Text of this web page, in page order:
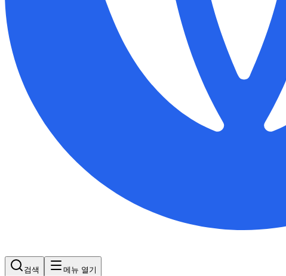
검색 메뉴 열기